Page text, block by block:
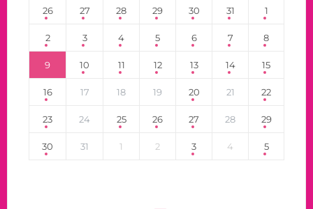
26 27 28 29 30 31 1
2 3 4 5 6 7 8
9 10 11 12 13 14 15
16 17 18 19 20 21 22
23 24 25 26 27 28 29
30 31 1 2 3 4 5